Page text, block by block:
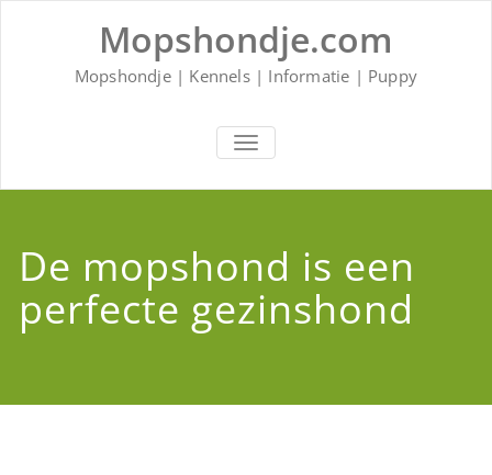
Mopshondje.com
Mopshondje | Kennels | Informatie | Puppy
SCHAKEL
NAVIGATIE
De mopshond is een
perfecte gezinshond